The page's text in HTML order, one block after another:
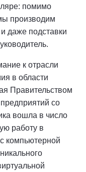
помимо
производим
даже подставки
к отрасли
в области
Правительством
со
вошла в число
работу в
компьютерной